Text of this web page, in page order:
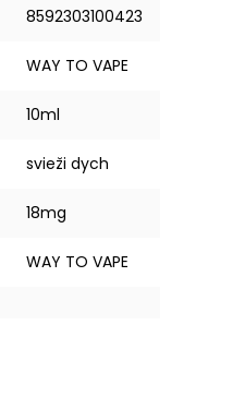
8592303100423
WAY TO VAPE
10ml
svieži dych
18mg
WAY TO VAPE